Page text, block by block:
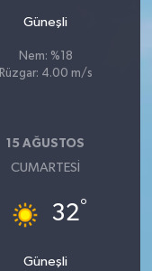
Güneşli
Nem: %18
Rüzgar: 4.00 m/s
15 AĞUSTOS
CUMARTESI
32°
Güneşli